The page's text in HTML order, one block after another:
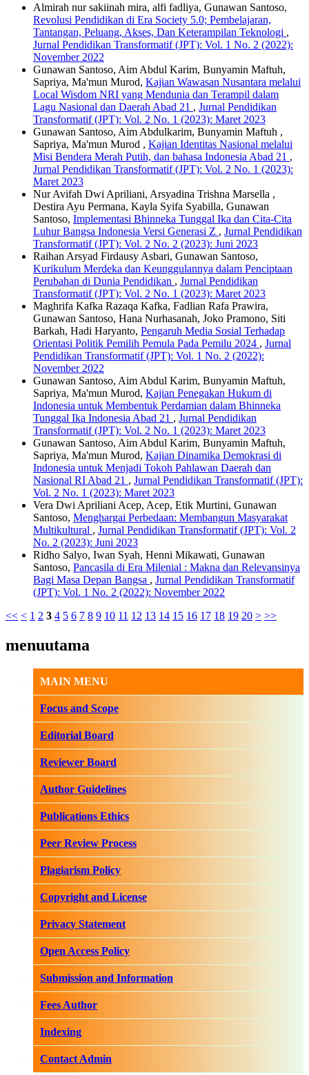
Almirah nur sakiinah mira, alfi fadliya, Gunawan Santoso,
Revolusi Pendidikan di Era Society 5.0; Pembelajaran,
Tantangan, Peluang, Akses, Dan Keterampilan Teknologi ,
Jurnal Pendidikan Transformatif (JPT): Vol. 1 No. 2 (2022):
November 2022
Gunawan Santoso, Aim Abdul Karim, Bunyamin Maftuh,
Sapriya, Ma'mun Murod, Kajian Wawasan Nusantara melalui
Local Wisdom NRI yang Mendunia dan Terampil dalam
Lagu Nasional dan Daerah Abad 21 , Jurnal Pendidikan
Transformatif (JPT): Vol. 2 No. 1 (2023): Maret 2023
Gunawan Santoso, Aim Abdulkarim, Bunyamin Maftuh ,
Sapriya, Ma'mun Murod , Kajian Identitas Nasional melalui
Misi Bendera Merah Putih, dan bahasa Indonesia Abad 21 ,
Jurnal Pendidikan Transformatif (JPT): Vol. 2 No. 1 (2023):
Maret 2023
Nur Avifah Dwi Apriliani, Arsyadina Trishna Marsella ,
Destira Ayu Permana, Kayla Syifa Syabilla, Gunawan
Santoso, Implementasi Bhinneka Tunggal Ika dan Cita-Cita
Luhur Bangsa Indonesia Versi Generasi Z , Jurnal Pendidikan
Transformatif (JPT): Vol. 2 No. 2 (2023): Juni 2023
Raihan Arsyad Firdausy Asbari, Gunawan Santoso,
Kurikulum Merdeka dan Keunggulannya dalam Penciptaan
Perubahan di Dunia Pendidikan , Jurnal Pendidikan
Transformatif (JPT): Vol. 2 No. 1 (2023): Maret 2023
Maghrifa Kafka Razaqa Kafka, Fadlian Rafa Prawira,
Gunawan Santoso, Hana Nurhasanah, Joko Pramono, Siti
Barkah, Hadi Haryanto, Pengaruh Media Sosial Terhadap
Orientasi Politik Pemilih Pemula Pada Pemilu 2024 , Jurnal
Pendidikan Transformatif (JPT): Vol. 1 No. 2 (2022):
November 2022
Gunawan Santoso, Aim Abdul Karim, Bunyamin Maftuh,
Sapriya, Ma'mun Murod, Kajian Penegakan Hukum di
Indonesia untuk Membentuk Perdamian dalam Bhinneka
Tunggal Ika Indonesia Abad 21 , Jurnal Pendidikan
Transformatif (JPT): Vol. 2 No. 1 (2023): Maret 2023
Gunawan Santoso, Aim Abdul Karim, Bunyamin Maftuh,
Sapriya, Ma'mun Murod, Kajian Dinamika Demokrasi di
Indonesia untuk Menjadi Tokoh Pahlawan Daerah dan
Nasional RI Abad 21 , Jurnal Pendidikan Transformatif (JPT):
Vol. 2 No. 1 (2023): Maret 2023
Vera Dwi Apriliani Acep, Acep, Etik Murtini, Gunawan
Santoso, Menghargai Perbedaan: Membangun Masyarakat
Multikultural , Jurnal Pendidikan Transformatif (JPT): Vol. 2
No. 2 (2023): Juni 2023
Ridho Salyo, Iwan Syah, Henni Mikawati, Gunawan
Santoso, Pancasila di Era Milenial : Makna dan Relevansinya
Bagi Masa Depan Bangsa , Jurnal Pendidikan Transformatif
(JPT): Vol. 1 No. 2 (2022): November 2022
<< < 1 2 3 4 5 6 7 8 9 10 11 12 13 14 15 16 17 18 19 20 > >>
menuutama
MAIN MENU
Focus and Scope
Editorial Board
Reviewer Board
Author Guidelines
Publications Ethics
Peer Review Process
Plagiarism Policy
Copyright and License
Privacy Statement
Open Access Policy
Submission and Information
Fees Author
Indexing
Contact Admin